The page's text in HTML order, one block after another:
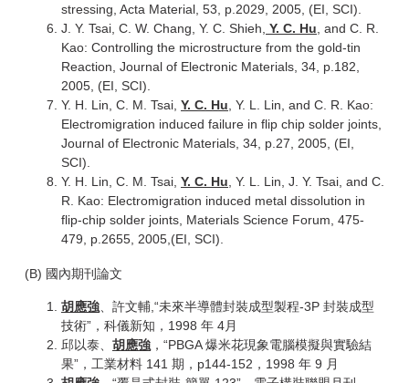
stressing, Acta Material, 53, p.2029, 2005, (EI, SCI).
J. Y. Tsai, C. W. Chang, Y. C. Shieh, Y. C. Hu , and C. R.
Kao: Controlling the microstructure from the gold-tin
Reaction, Journal of Electronic Materials, 34, p.182,
2005, (EI, SCI).
Y. H. Lin, C. M. Tsai, Y. C. Hu , Y. L. Lin, and C. R. Kao:
Electromigration induced failure in flip chip solder joints,
Journal of Electronic Materials, 34, p.27, 2005, (EI,
SCI).
Y. H. Lin, C. M. Tsai, Y. C. Hu , Y. L. Lin, J. Y. Tsai, and C.
R. Kao: Electromigration induced metal dissolution in
flip-chip solder joints, Materials Science Forum, 475-
479, p.2655, 2005,(EI, SCI).
(B) 國內期刊論文
胡應強、許文輔,“未來半導體封裝成型製程-3P 封裝成型
技術”，科儀新知，1998 年 4月
邱以泰、 胡應強 ，“PBGA 爆米花現象電腦模擬與實驗結
果”，工業材料 141 期，p144-152，1998 年 9 月